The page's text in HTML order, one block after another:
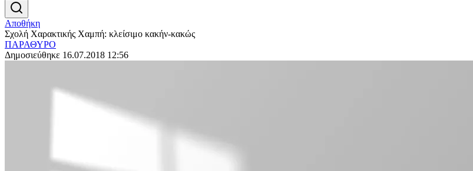
Αποθήκη
Σχολή Χαρακτικής Χαμπή: κλείσιμο κακήν-κακώς
ΠΑΡΑΘΥΡΟ
Δημοσιεύθηκε 16.07.2018 12:56